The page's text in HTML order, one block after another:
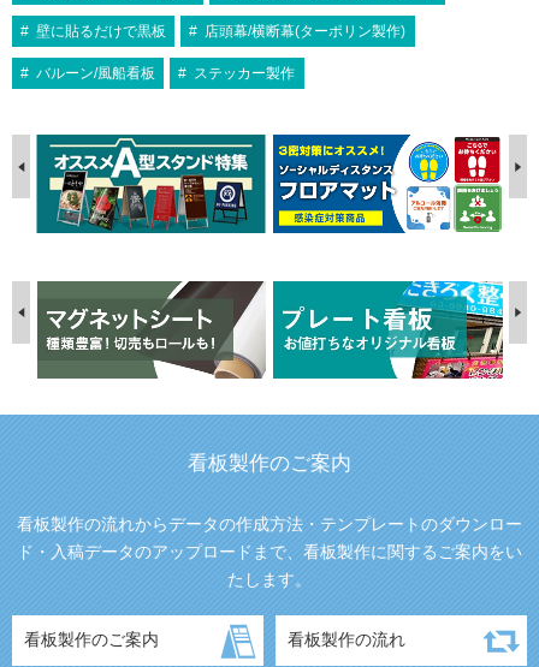
壁に貼るだけで黒板 店頭幕/横断幕(ターポリン製作)
バルーン/風船看板 ステッカー製作
看板製作のご案内
看板製作の流れからデータの作成方法・テンプレートのダウンロー
ド・入稿データのアップロードまで、看板製作に関するご案内をい
たします。
看板製作のご案内 看板製作の流れ